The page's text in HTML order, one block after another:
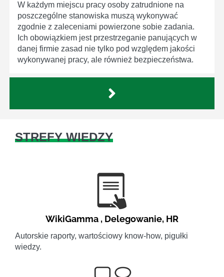
W każdym miejscu pracy osoby zatrudnione na
poszczególne stanowiska muszą wykonywać
zgodnie z zaleceniami powierzone sobie zadania.
Ich obowiązkiem jest przestrzeganie panujących w
danej firmie zasad nie tylko pod względem jakości
wykonywanej pracy, ale również bezpieczeństwa.
STREFY WIEDZY
WikiGamma , Delegowanie, HR
Autorskie raporty, wartościowy know-how, pigułki
wiedzy.